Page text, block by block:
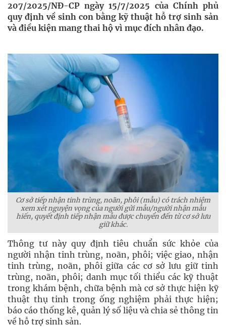
207/2025/NĐ-CP ngày 15/7/2025 của Chính phủ
quy định về sinh con bằng kỹ thuật hỗ trợ sinh sản
và điều kiện mang thai hộ vì mục đích nhân đạo.
Cơ sở tiếp nhận tinh trùng, noãn, phôi (mẫu) có trách nhiệm
xem xét nguyện vọng của người gửi mẫu/người nhận mẫu
hiến, quyết định tiếp nhận mẫu được chuyển đến từ cơ sở lưu
giữ khác.
Thông tư này quy định tiêu chuẩn sức khỏe của
người nhận tinh trùng, noãn, phôi; việc giao, nhận
tinh trùng, noãn, phôi giữa các cơ sở lưu giữ tinh
trùng, noãn, phôi; danh mục tối thiểu các kỹ thuật
trong khám bệnh, chữa bệnh mà cơ sở thực hiện kỹ
thuật thụ tinh trong ống nghiệm phải thực hiện;
báo cáo thống kê, quản lý số liệu và chia sẻ thông tin
về hỗ trợ sinh sản.